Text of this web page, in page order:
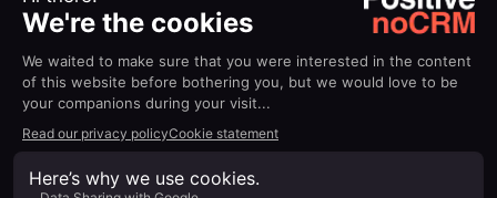
portanto, de vendas. Além disso, ajuda sua equipe
de vendas a economizar muito tempo.
2. Encontre clientes em
potencial B2B e crie um
documento de prospecção por
telefone